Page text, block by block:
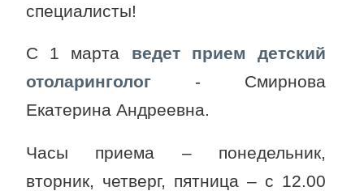
специалисты!
С 1 марта ведет прием детский
отоларинголог - Смирнова
Екатерина Андреевна.
Часы приема – понедельник,
вторник, четверг, пятница – с 12.00